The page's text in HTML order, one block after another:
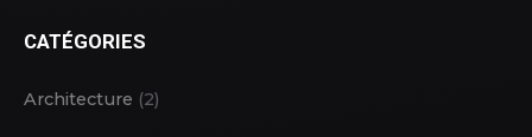
CATÉGORIES
Architecture (2)